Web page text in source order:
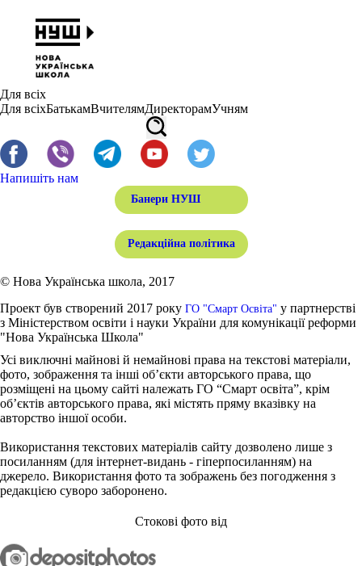
Для всіх
Для всіхБатькамВчителямДиректорамУчням
Напишіть нам
Банери НУШ
Редакційна політика
© Нова Українська школа, 2017
Проект був створений 2017 року ГО "Смарт Освіта" у партнерстві
з Міністерством освіти і науки України для комунікації реформи
"Нова Українська Школа"
Усі виключні майнові й немайнові права на текстові матеріали,
фото, зображення та інші об’єкти авторського права, що
розміщені на цьому сайті належать ГО “Смарт освіта”, крім
об’єктів авторського права, які містять пряму вказівку на
авторство іншої особи.
Використання текстових матеріалів сайту дозволено лише з
посиланням (для інтернет-видань - гіперпосиланням) на
джерело. Використання фото та зображень без погодження з
редакцією суворо заборонено.
Стокові фото від